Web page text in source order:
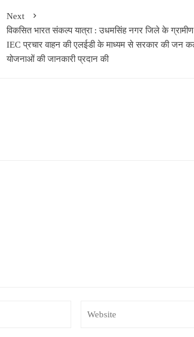
Next
विकसित भारत संकल्प यात्रा : उधमसिंह नगर जिले के ग्रामीण
IEC प्रचार वाहन की एलईडी के माध्यम से सरकार की जन
योजनाओं की जानकारी प्रदान की